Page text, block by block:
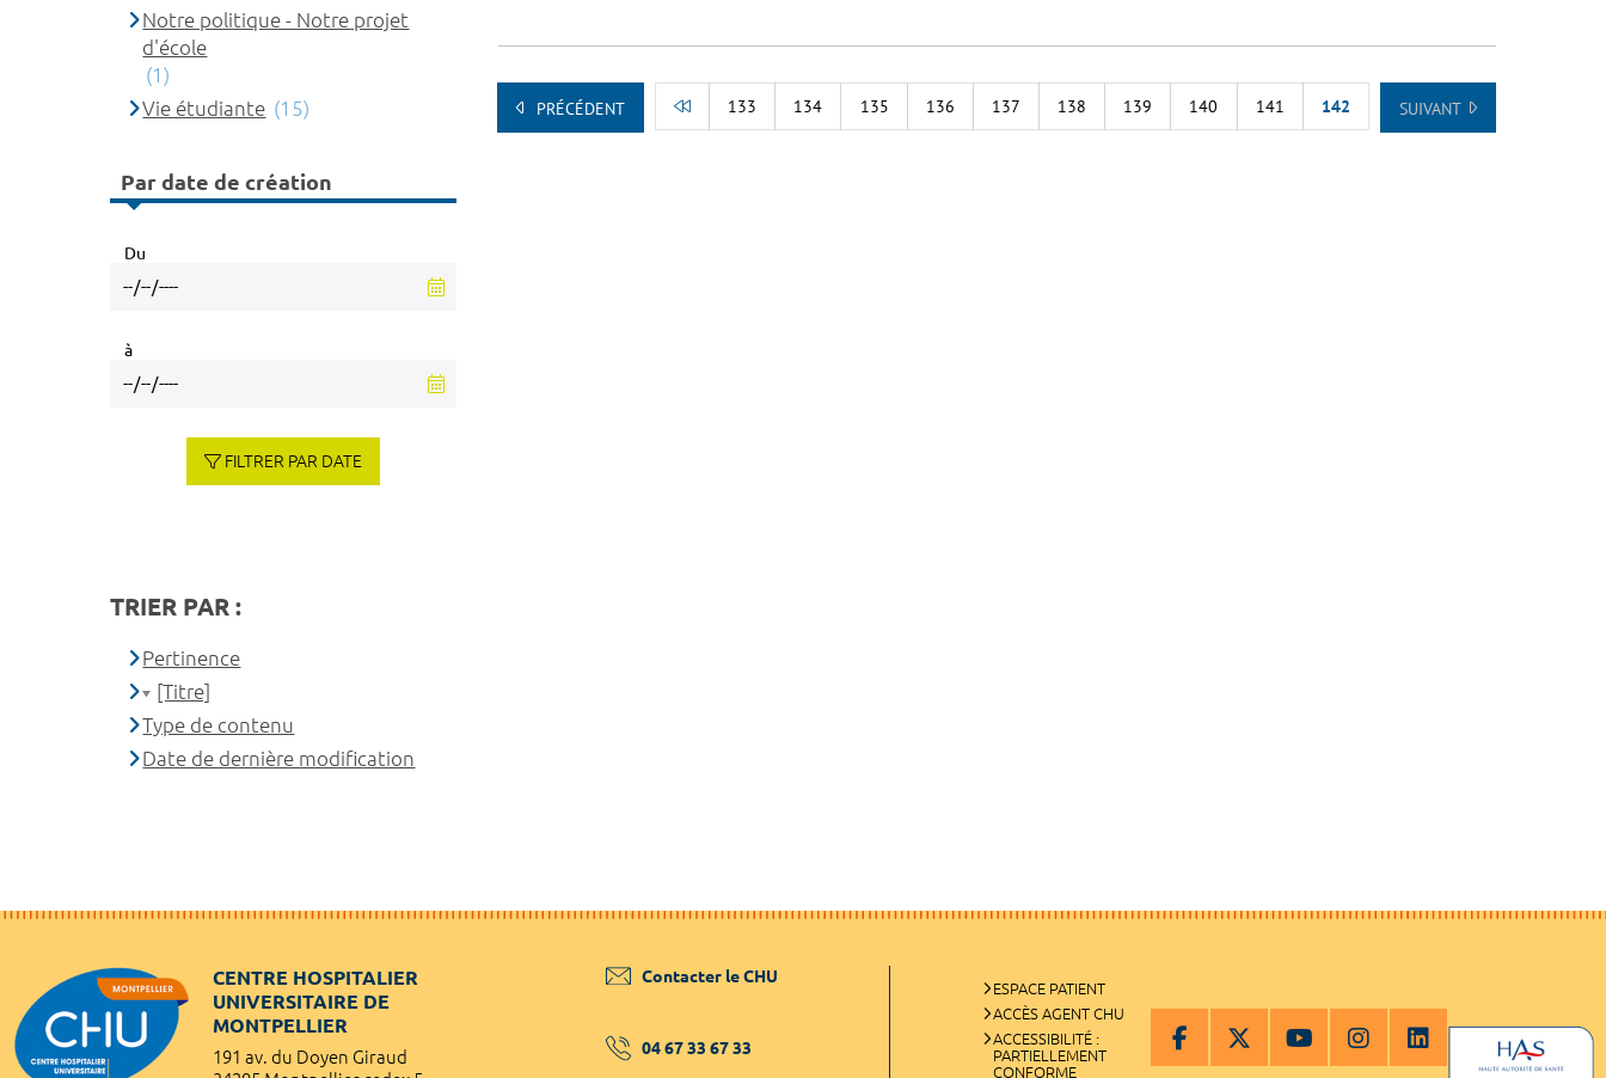
PRÉCÉDENT 133 134 135 136 137 138 139 140 141 142 SUIVANT
Notre politique - Notre projet
d'école
(1)
Vie étudiante (15)
Par date de création
Du
à
FILTRER PAR DATE
TRIER PAR :
Pertinence
[Titre]
Type de contenu
Date de dernière modification
CENTRE HOSPITALIER
UNIVERSITAIRE DE
MONTPELLIER
191 av. du Doyen Giraud
Contacter le CHU
04 67 33 67 33
ESPACE PATIENT
ACCÈS AGENT CHU
ACCESSIBILITÉ :
PARTIELLEMENT
CONFORME